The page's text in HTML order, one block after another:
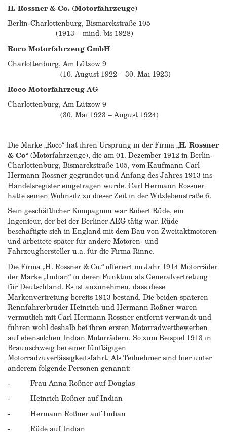
H. Rossner & Co. (Motorfahrzeuge)
Berlin-Charlottenburg, Bismarckstraße 105
(1913 – mind. bis 1928)
Roco Motorfahrzeug GmbH
Charlottenburg, Am Lützow 9
(10. August 1922 – 30. Mai 1923)
Roco Motorfahrzeug AG
Charlottenburg, Am Lützow 9
(30. Mai 1923 – August 1924)
Die Marke „Roco“ hat ihren Ursprung in der Firma „H. Rossner
& Co“ (Motorfahrzeuge), die am 01. Dezember 1912 in Berlin-
Charlottenburg, Bismarckstraße 105, vom Kaufmann Carl
Hermann Rossner gegründet und Anfang des Jahres 1913 ins
Handelsregister eingetragen wurde. Carl Hermann Rossner
hatte seinen Wohnsitz zu dieser Zeit in der Witzlebenstraße 6.
Sein geschäftlicher Kompagnon war Robert Rüde, ein
Ingenieur, der bei der Berliner AEG tätig war. Rüde
beschäftigte sich in England mit dem Bau von Zweitaktmotoren
und arbeitete später für andere Motoren- und
Fahrzeughersteller u.a. für die Firma Rinne.
Die Firma „H. Rossner & Co.“ offeriert im Jahr 1914 Motorräder
der Marke „Indian“ in deren Funktion als Generalvertretung
für Deutschland. Es ist anzunehmen, dass diese
Markenvertretung bereits 1913 bestand. Die beiden späteren
Rennfahrerbrüder Heinrich und Hermann Roßner waren
vermutlich mit Carl Hermann Rossner entfernt verwandt und
fuhren wohl deshalb bei ihren ersten Motorradwettbewerben
auf ebensolchen Indian Motorrädern. So zum Beispiel 1913 in
Braunschweig bei einer fünftägigen
Motorradzuverlässigkeitsfahrt. Als Teilnehmer sind hier unter
anderem folgende Personen genannt:
- Frau Anna Roßner auf Douglas
- Heinrich Roßner auf Indian
- Hermann Roßner auf Indian
- Rüde auf Indian